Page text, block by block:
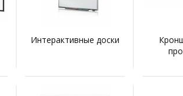
Интерактивные доски